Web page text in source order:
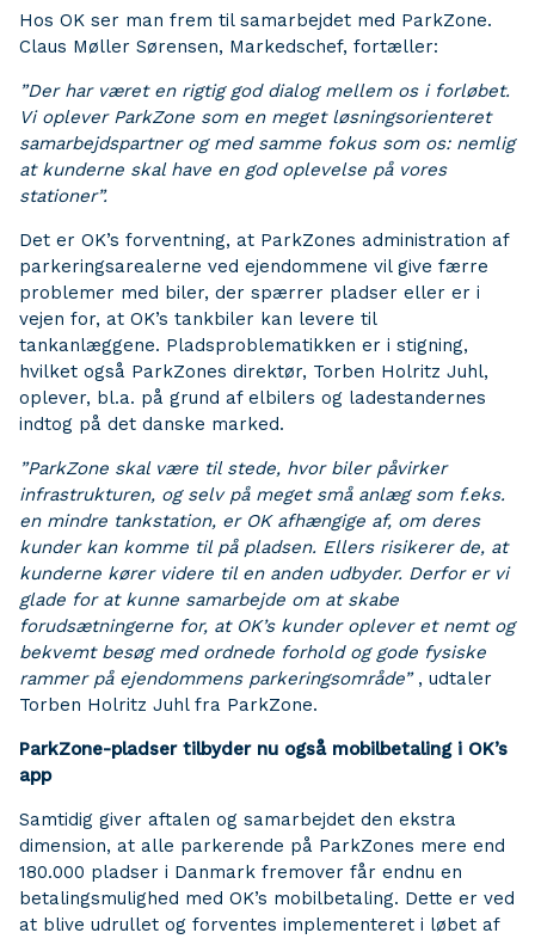
Hos OK ser man frem til samarbejdet med ParkZone.
Claus Møller Sørensen, Markedschef, fortæller:
”Der har været en rigtig god dialog mellem os i forløbet.
Vi oplever ParkZone som en meget løsningsorienteret
samarbejdspartner og med samme fokus som os: nemlig
at kunderne skal have en god oplevelse på vores
stationer”.
Det er OK’s forventning, at ParkZones administration af
parkeringsarealerne ved ejendommene vil give færre
problemer med biler, der spærrer pladser eller er i
vejen for, at OK’s tankbiler kan levere til
tankanlæggene. Pladsproblematikken er i stigning,
hvilket også ParkZones direktør, Torben Holritz Juhl,
oplever, bl.a. på grund af elbilers og ladestandernes
indtog på det danske marked.
”ParkZone skal være til stede, hvor biler påvirker
infrastrukturen, og selv på meget små anlæg som f.eks.
en mindre tankstation, er OK afhængige af, om deres
kunder kan komme til på pladsen. Ellers risikerer de, at
kunderne kører videre til en anden udbyder. Derfor er vi
glade for at kunne samarbejde om at skabe
forudsætningerne for, at OK’s kunder oplever et nemt og
bekvemt besøg med ordnede forhold og gode fysiske
rammer på ejendommens parkeringsområde” , udtaler
Torben Holritz Juhl fra ParkZone.
ParkZone-pladser tilbyder nu også mobilbetaling i OK’s
app
Samtidig giver aftalen og samarbejdet den ekstra
dimension, at alle parkerende på ParkZones mere end
180.000 pladser i Danmark fremover får endnu en
betalingsmulighed med OK’s mobilbetaling. Dette er ved
at blive udrullet og forventes implementeret i løbet af